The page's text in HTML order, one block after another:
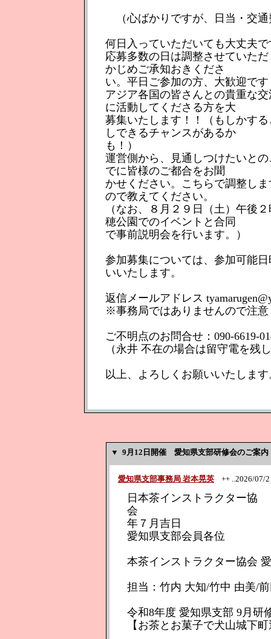
（心ばかりですが、日当・交通
何日入っていただいても大丈夫
応募多数の日は調整させていた
かじめご承知おきくださ
い。平日ご参加の方、大歓迎です
アジア各国の皆さんとの貴重な
に活動してくださる方を大
募集いたします！！（もしかす
しできるチャンスがあるか
も！）
運営側から、見通しつけたいと
でに皆様のご都合をお聞
かせください。こちらで調整し
ので教えてください。
（なお、８月２９日（土）午後
穂公園でのイベントと合同
で事前説明会を行います。）
参加募集については、参加可能
いいたします。
返信メールアドレス
※事務局ではありませんので注意
ご不明点のお問合せ：090-
（永井 不在の場合は留守電を残
以上、よろしくお願いいたします
▼ 9月12日開催 愛知県支部研修会のご案内
愛知県支部事務局 岩本晃英++ ..2026/07/
日本茶インストラクター協
会
年７月吉日
愛知県支部会員各位
本茶インストラクター協会
担当：竹内 大知/竹中 由美/
令和8年度 愛知県支部 9月研
【お茶とお菓子で犬山城下